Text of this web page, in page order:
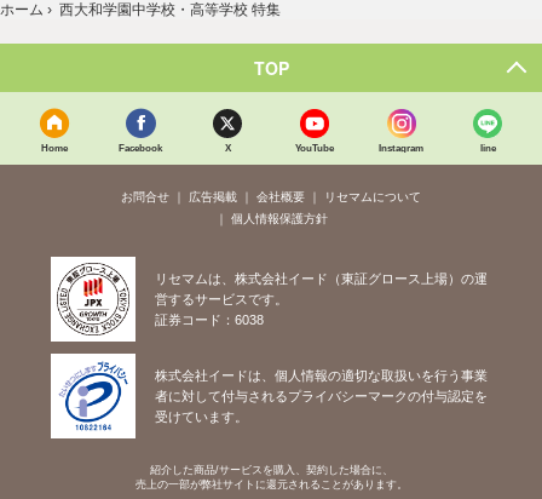
ホーム › 西大和学園中学校・高等学校 特集
TOP
Home Facebook X YouTube Instagram line
お問合せ 広告掲載 会社概要
リセマムについて
個人情報保護方針
リセマムは、株式会社イード（東証グロース上場）の運
営するサービスです。
証券コード：6038
株式会社イードは、個人情報の適切な取扱いを行う事業
者に対して付与されるプライバシーマークの付与認定を
受けています。
紹介した商品/サービスを購入、契約した場合に、
売上の一部が弊社サイトに還元されることがあります。